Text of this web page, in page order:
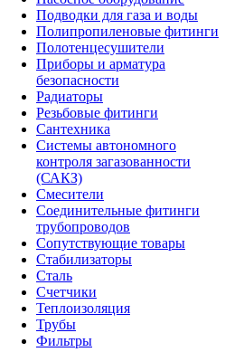
Подводки для газа и воды
Полипропиленовые фитинги
Полотенцесушители
Приборы и арматура
безопасности
Радиаторы
Резьбовые фитинги
Сантехника
Системы автономного
контроля загазованности
(САКЗ)
Смесители
Соединительные фитинги
трубопроводов
Сопутствующие товары
Стабилизаторы
Сталь
Счетчики
Теплоизоляция
Трубы
Фильтры